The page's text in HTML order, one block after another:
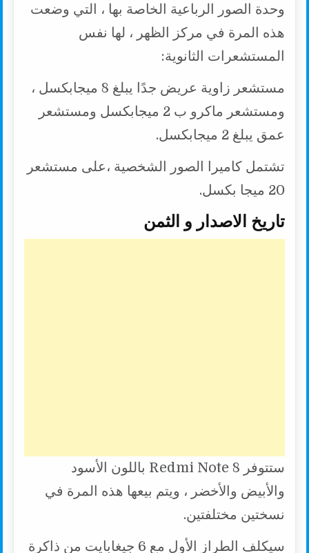
وحدة الصور الرباعية الخاصة بها ، التي وضعت
هذه المرة في مركز الظهر ، لها نفس
المستشعرات الثانوية:
مستشعر زاوية عريض جدًا يبلغ 8 ميجابكسل ،
ومستشعر ماكرو ب 2 ميجابكسل ومستشعر
عمق يبلغ 2 ميجابكسل.
تشتمل كاميرا الصور الشخصية ،على مستشعر
20 ميجا بكسل.
تاريخ الاصدار و الثمن
ستتوفر Redmi Note 8 باللون الأسود
والأبيض والأخضر ، ويتم بيعها هذه المرة في
نسختين مختلفتين.
سيكلف الطراز الأول مع 6 جيغابايت من ذاكرة